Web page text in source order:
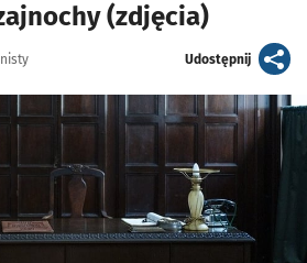
(zdjęcia)
Udostępnijartykuł